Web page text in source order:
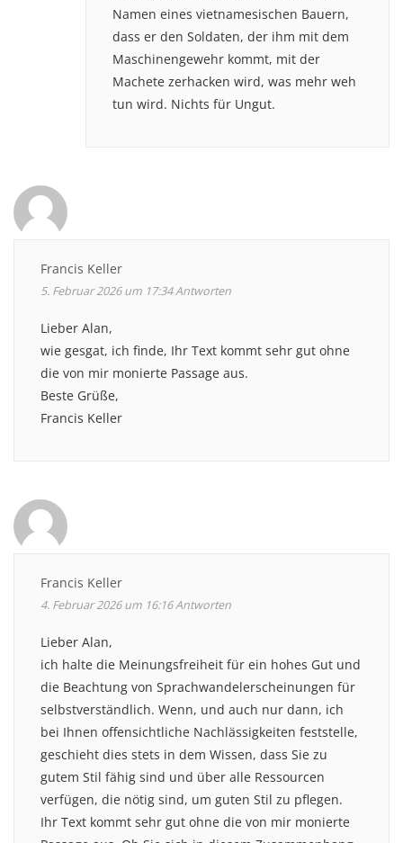
Namen eines vietnamesischen Bauern,
dass er den Soldaten, der ihm mit dem
Maschinengewehr kommt, mit der
Machete zerhacken wird, was mehr weh
tun wird. Nichts für Ungut.
Francis Keller
5. Februar 2026 um 17:34Antworten
Lieber Alan,
wie gesgat, ich finde, Ihr Text kommt sehr gut ohne
die von mir monierte Passage aus.
Beste Grüße,
Francis Keller
Francis Keller
4. Februar 2026 um 16:16Antworten
Lieber Alan,
ich halte die Meinungsfreiheit für ein hohes Gut und
die Beachtung von Sprachwandelerscheinungen für
selbstverständlich. Wenn, und auch nur dann, ich
bei Ihnen offensichtliche Nachlässigkeiten feststelle,
geschieht dies stets in dem Wissen, dass Sie zu
gutem Stil fähig sind und über alle Ressourcen
verfügen, die nötig sind, um guten Stil zu pflegen.
Ihr Text kommt sehr gut ohne die von mir monierte